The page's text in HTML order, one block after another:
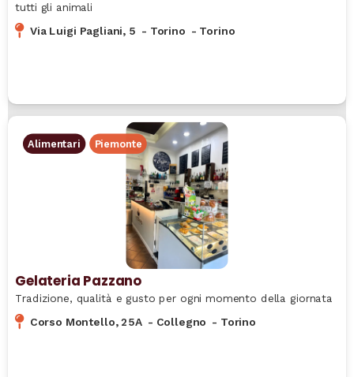
tutti gli animali
Via Luigi Pagliani, 5 - Torino - Torino
Alimentari Piemonte
Gelateria Pazzano
Tradizione, qualità e gusto per ogni momento della giornata
Corso Montello, 25A - Collegno - Torino